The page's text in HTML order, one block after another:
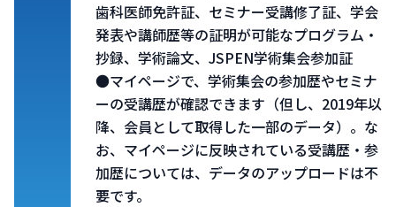
歯科医師免許証、セミナー受講修了証、学会
発表や講師歴等の証明が可能なプログラム・
抄録、学術論文、JSPEN学術集会参加証
●マイページで、学術集会の参加歴やセミナ
ーの受講歴が確認できます（但し、2019年以
降、会員として取得した一部のデータ）。な
お、マイページに反映されている受講歴・参
加歴については、データのアップロードは不
要​です。